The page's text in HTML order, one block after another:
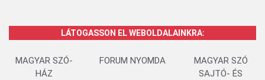
LÁTOGASSON EL WEBOLDALAINKRA:
MAGYAR SZÓ-
HÁZ
FORUM NYOMDA
MAGYAR SZÓ
SAJTÓ- ÉS